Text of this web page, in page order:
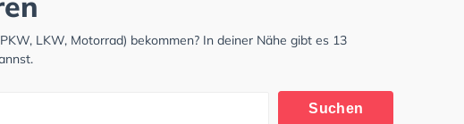
LKW, Motorrad) bekommen? In deiner Nähe gibt es 13
Suchen